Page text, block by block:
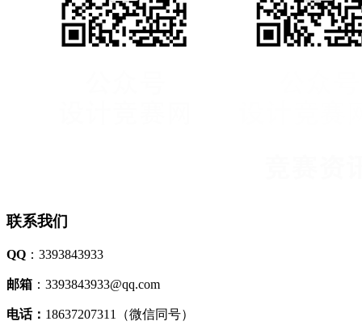
联系我们
QQ ：3393843933
邮箱 ：3393843933@qq.com
电话： 18637207311（微信同号）